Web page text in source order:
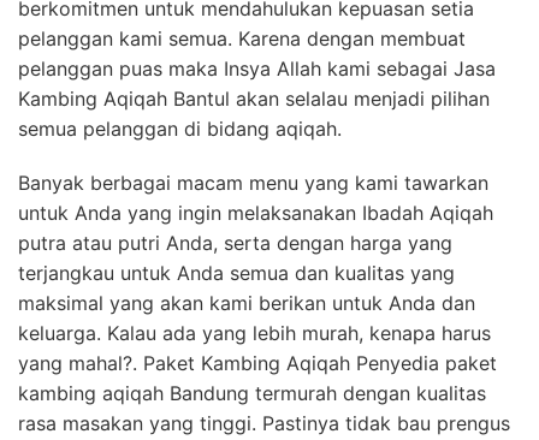
berkomitmen untuk mendahulukan kepuasan setia
pelanggan kami semua. Karena dengan membuat
pelanggan puas maka Insya Allah kami sebagai Jasa
Kambing Aqiqah Bantul akan selalau menjadi pilihan
semua pelanggan di bidang aqiqah.
Banyak berbagai macam menu yang kami tawarkan
untuk Anda yang ingin melaksanakan Ibadah Aqiqah
putra atau putri Anda, serta dengan harga yang
terjangkau untuk Anda semua dan kualitas yang
maksimal yang akan kami berikan untuk Anda dan
keluarga. Kalau ada yang lebih murah, kenapa harus
yang mahal?. Paket Kambing Aqiqah Penyedia paket
kambing aqiqah Bandung termurah dengan kualitas
rasa masakan yang tinggi. Pastinya tidak bau prengus